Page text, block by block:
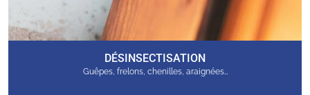
DÉSINSECTISATION
Guêpes, frelons, chenilles, araignées…